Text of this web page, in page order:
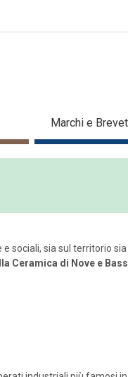
Marchi e
sociali, sia sul territorio
Ceramica di Nove e